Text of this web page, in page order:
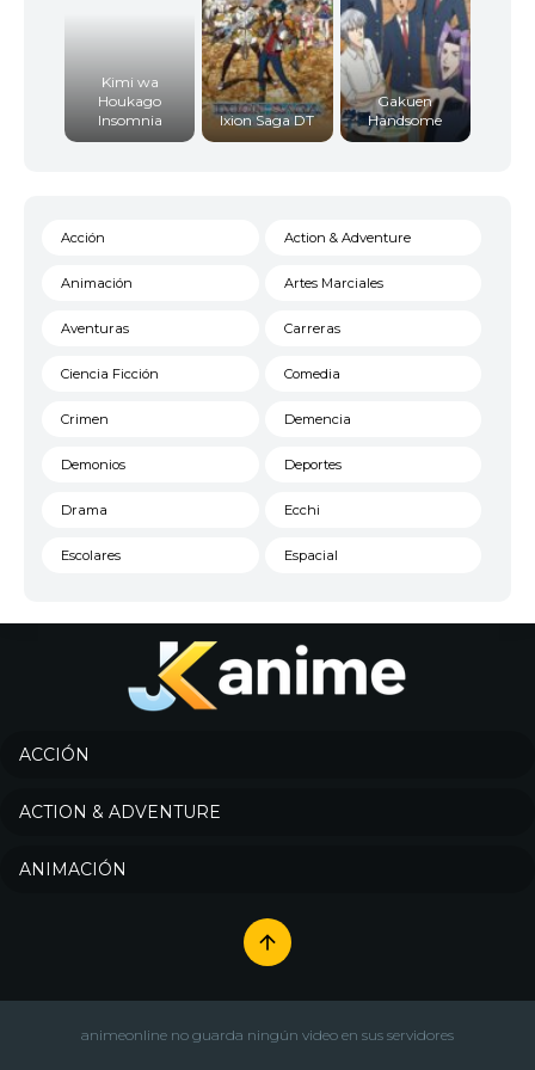
<img src="//image.tmdb.org/t/p/w92/
Kimi wa
Houkago
Insomnia
Ixion Saga DT
Gakuen
Handsome
Acción Action & Adventure
Animación Artes Marciales
Aventuras Carreras
Ciencia Ficción Comedia
Crimen Demencia
Demonios Deportes
Drama Ecchi
Escolares Espacial
Historico
Josei
Música
Romance
ACCIÓN
ACTION & ADVENTURE
ANIMACIÓN
animeonline no guarda ningún video en sus servidores